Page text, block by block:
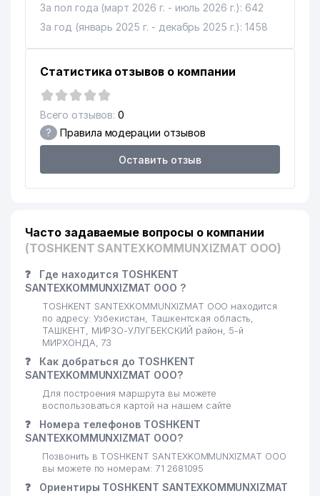
13
НИИ ВОСТОКОВЕДЕНИЯ им.
742 м
14 DIV НОУ 759 м
ИНСТИТУТ МАТЕМАТИКИ им.
В.И. РОМАНОВСКОГО АН РУз
16 DANCE-STEP ООО
17 XIZMATI ООО 878 м
INTERNATIONAL STUDY
CONSULTING ООО
20 AVTO LIDER LIZING ООО 900 м
21
ТАШКЕНТСКИЙ ГОРОДСКОЙ
ЦЕНТР ИСПЫТАНИЙ И
22 ЛИ М.Б. ИндП 935 м
23
ПРЕДСТАВИТЕЛЬСТВО
За пол года (март 2026 г. - июль 2026 г.): 642
За год (январь 2025 г. - декабрь 2025 г.): 1458
Статистика отзывов о компании
Всего отзывов: 0
? Правила модерации отзывов
Оставить отзыв
Часто задаваемые вопросы о компании
(TOSHKENT SANTEXKOMMUNXIZMAT ООО)
❓
Где находится TOSHKENT
SANTEXKOMMUNXIZMAT ООО ?
TOSHKENT SANTEXKOMMUNXIZMAT ООО находится
по адресу: Узбекистан, Ташкентская область,
ТАШКЕНТ, МИРЗО-УЛУГБЕКСКИЙ район, 5-й
МИРХОНДА, 73
❓
Как добраться до TOSHKENT
SANTEXKOMMUNXIZMAT ООО?
Для построения маршрута вы можете
воспользоваться картой на нашем сайте
❓
Номера телефонов TOSHKENT
SANTEXKOMMUNXIZMAT ООО?
Позвонить в TOSHKENT SANTEXKOMMUNXIZMAT ООО
вы можете по номерам: 71 2681095
❓
Ориентиры TOSHKENT SANTEXKOMMUNXIZMAT